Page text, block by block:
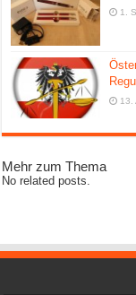
1.
13.
Mehr zum Thema
No related posts.